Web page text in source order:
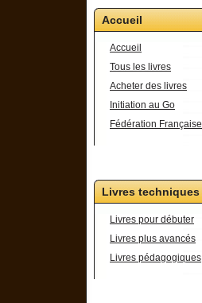
Accueil
Accueil
Tous les livres
Acheter des livres
Initiation au Go
Fédération Française
Livres techniques
Livres pour débuter
Livres plus avancés
Livres pédagogiques